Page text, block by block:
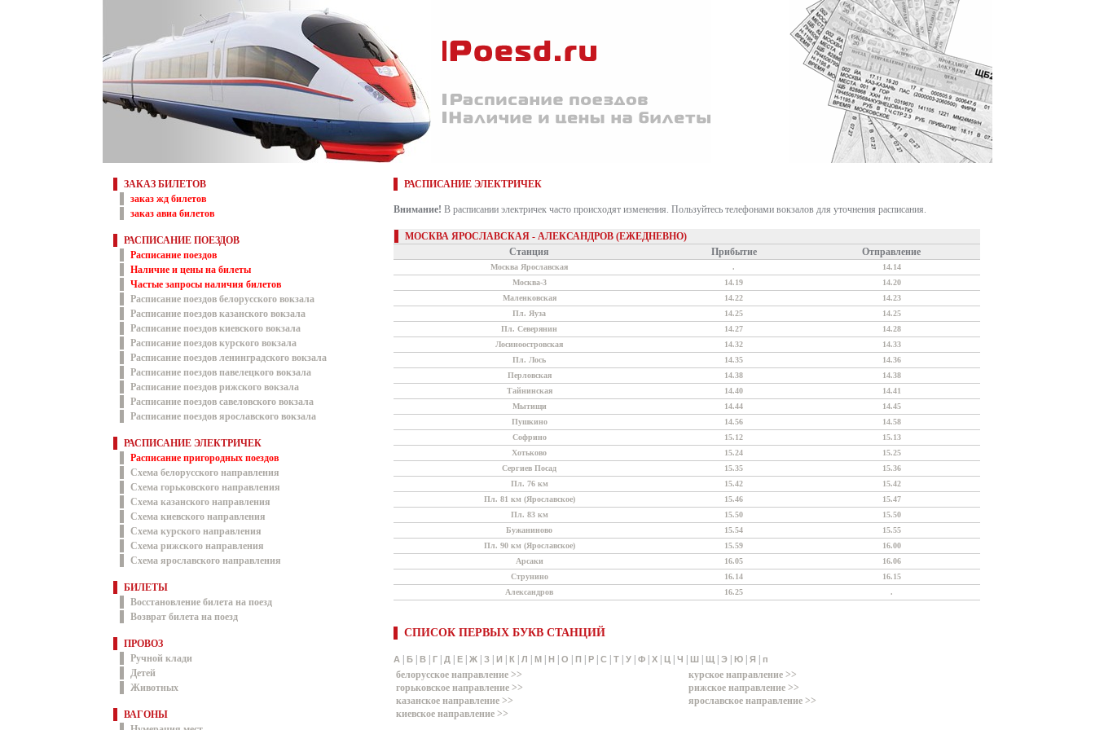
ЗАКАЗ БИЛЕТОВ
заказ жд билетов
заказ авиа билетов
РАСПИСАНИЕ ПОЕЗДОВ
Расписание поездов
Наличие и цены на билеты
Частые запросы наличия билетов
Расписание поездов белорусского вокзала
Расписание поездов казанского вокзала
Расписание поездов киевского вокзала
Расписание поездов курского вокзала
Расписание поездов ленинградского вокзала
Расписание поездов павелецкого вокзала
Расписание поездов рижского вокзала
Расписание поездов савеловского вокзала
Расписание поездов ярославского вокзала
РАСПИСАНИЕ ЭЛЕКТРИЧЕК
Расписание пригородных поездов
Схема белорусского направления
Схема горьковского направления
Схема казанского направления
Схема киевского направления
Схема курского направления
Схема рижского направления
Схема ярославского направления
БИЛЕТЫ
Восстановление билета на поезд
Возврат билета на поезд
ПРОВОЗ
Ручной клади
Детей
Животных
ВАГОНЫ
РАСПИСАНИЕ ЭЛЕКТРИЧЕК
Внимание! В расписании электричек часто происходят изменения. Пользуйтесь телефонами вокзалов для уточнения расписания.
МОСКВА ЯРОСЛАВСКАЯ - АЛЕКСАНДРОВ (ЕЖЕДНЕВНО)
Станция
Прибытие Отправление
Москва Ярославская .
14.14
Москва-3
14.19
14.20
Маленковская
14.22
14.23
Пл. Яуза
14.25
14.25
Пл. Северянин
14.27
14.28
Лосиноостровская
14.32
14.33
Пл. Лось
14.35
14.36
Перловская
14.38
14.38
Тайнинская
14.40
14.41
Мытищи
14.44
14.45
Пушкино
14.56
14.58
Софрино
15.12
15.13
Хотьково
15.24
15.25
Сергиев Посад
15.35
15.36
Пл. 76 км
15.42
15.42
Пл. 81 км (Ярославское)
15.46
15.47
Пл. 83 км
15.50
15.50
Бужаниново
15.54
15.55
Пл. 90 км (Ярославское)
15.59
16.00
Арсаки
16.05
16.06
Струнино
16.14
16.15
Александров
16.25 .
СПИСОК ПЕРВЫХ БУКВ СТАНЦИЙ
А Б В Г Д Е Ж З И К Л М Н О П Р С Т У Ф Х Ц Ч Ш Щ Э Ю Я п
белорусское направление >>
горьковское направление >>
казанское направление >>
киевское направление >>
курское направление >>
рижское направление >>
ярославское направление >>